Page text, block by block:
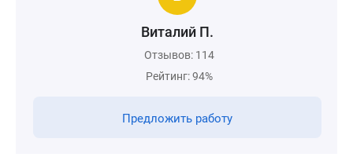
Виталий П.
Отзывов: 114
Рейтинг: 94%
Предложить работу